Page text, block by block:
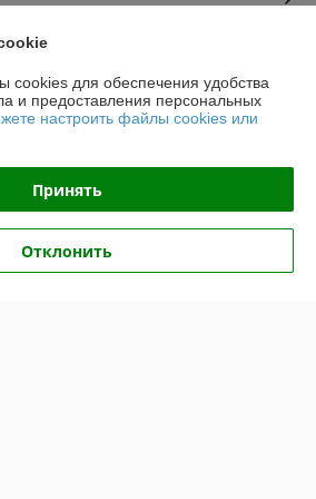
cookies
для обеспечения удобства
и предоставления персональных
настроить файлы cookies или
Принять
Отклонить